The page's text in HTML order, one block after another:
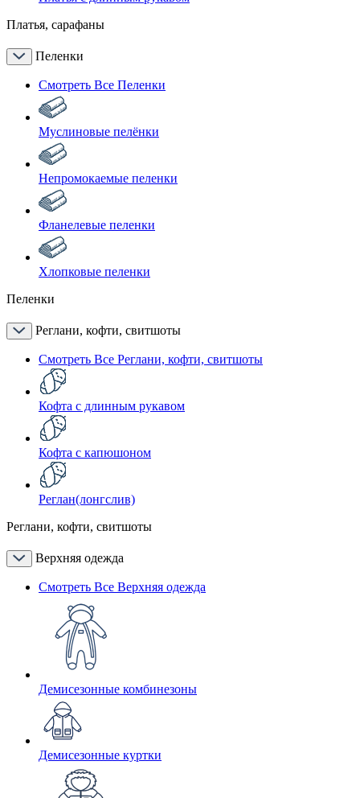
Платья, сарафаны
Пеленки
Смотреть Все Пеленки
Муслиновые пелёнки
Непромокаемые пеленки
Фланелевые пеленки
Хлопковые пеленки
Пеленки
Реглани, кофти, свитшоты
Смотреть Все Реглани, кофти, свитшоты
Кофта с длинным рукавом
Кофта с капюшоном
Реглан(лонгслив)
Реглани, кофти, свитшоты
Верхняя одежда
Смотреть Все Верхняя одежда
Демисезонные комбинезоны
Демисезонные куртки